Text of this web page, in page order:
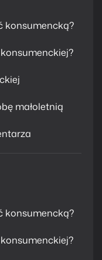
konsumencką?
małoletnią
konsumencką?